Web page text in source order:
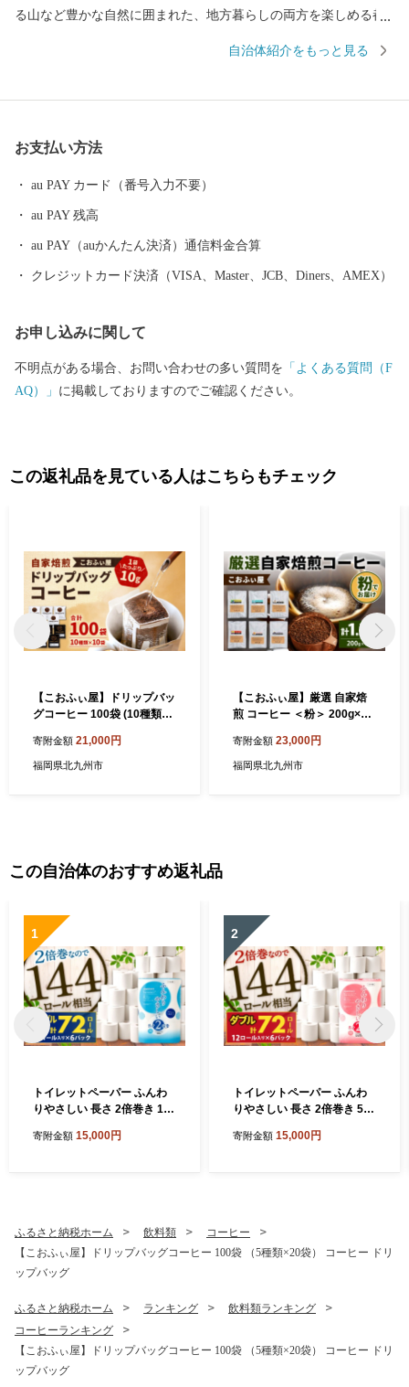
る山など豊かな自然に囲まれた、地方暮らしの両方を楽しめる都
明太子など本市ならではの返礼品に加え、黒毛和牛・ウナギ・カ
自治体紹介をもっと見る
お支払い方法
au PAY カード（番号入力不要）
au PAY 残高
au PAY（auかんたん決済）通信料金合算
クレジットカード決済（VISA、Master、JCB、Diners、AMEX）
お申し込みに関して
不明点がある場合、お問い合わせの多い質問を 「よくある質問（F
AQ）」 に掲載しておりますのでご確認ください。
この返礼品を見ている人はこちらもチェック
【こおふぃ屋】ドリップバッ
グコーヒー 100袋 (10種類×1
ク ドリップコーヒー 詰め合
わせ 飲み比べ 個包装
寄附金額 21,000円
福岡県北九州市
【こおふぃ屋】厳選 自家焙
煎 コーヒー ＜粉＞ 200g×6
寄附金額 23,000円
福岡県北九州市
この自治体のおすすめ返礼品
1
トイレットペーパー ふんわ
りやさしい 長さ 2倍巻き 100
防災
寄附金額 15,000円
2
トイレットペーパー ふんわ
りやさしい 長さ 2倍巻き 50
災
寄附金額 15,000円
ふるさと納税ホーム 飲料類
コーヒー
【こおふぃ屋】ドリップバッグコーヒー 100袋 （5種類×20袋） コーヒー ドリ
ップバッグ
ふるさと納税ホーム ランキング
飲料類ランキング
コーヒーランキング
【こおふぃ屋】ドリップバッグコーヒー 100袋 （5種類×20袋） コーヒー ドリ
ップバッグ